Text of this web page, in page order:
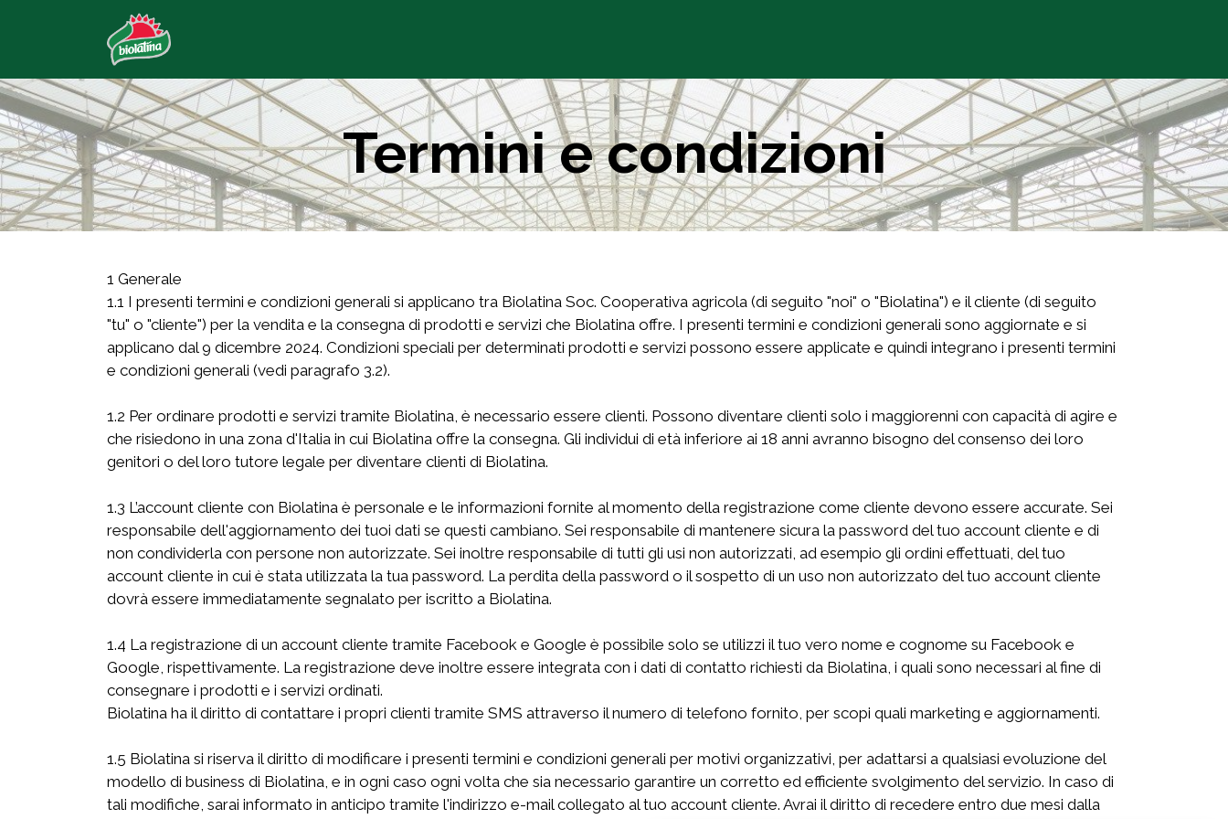
Termini e condizioni
1 Generale
1.1 I presenti termini e condizioni generali si applicano tra Biolatina Soc. Cooperativa agricola (di seguito "noi" o "Biolatina") e il cliente (di seguito
"tu" o "cliente") per la vendita e la consegna di prodotti e servizi che Biolatina offre. I presenti termini e condizioni generali sono aggiornate e si
applicano dal 9 dicembre 2024. Condizioni speciali per determinati prodotti e servizi possono essere applicate e quindi integrano i presenti termini
e condizioni generali (vedi paragrafo 3.2).
1.2 Per ordinare prodotti e servizi tramite Biolatina, è necessario essere clienti. Possono diventare clienti solo i maggiorenni con capacità di agire e
che risiedono in una zona d'Italia in cui Biolatina offre la consegna. Gli individui di età inferiore ai 18 anni avranno bisogno del consenso dei loro
genitori o del loro tutore legale per diventare clienti di Biolatina.
1.3 L’account cliente con Biolatina è personale e le informazioni fornite al momento della registrazione come cliente devono essere accurate. Sei
responsabile dell'aggiornamento dei tuoi dati se questi cambiano. Sei responsabile di mantenere sicura la password del tuo account cliente e di
non condividerla con persone non autorizzate. Sei inoltre responsabile di tutti gli usi non autorizzati, ad esempio gli ordini effettuati, del tuo
account cliente in cui è stata utilizzata la tua password. La perdita della password o il sospetto di un uso non autorizzato del tuo account cliente
dovrà essere immediatamente segnalato per iscritto a Biolatina.
1.4 La registrazione di un account cliente tramite Facebook e Google è possibile solo se utilizzi il tuo vero nome e cognome su Facebook e
Google, rispettivamente. La registrazione deve inoltre essere integrata con i dati di contatto richiesti da Biolatina, i quali sono necessari al fine di
consegnare i prodotti e i servizi ordinati.
Biolatina ha il diritto di contattare i propri clienti tramite SMS attraverso il numero di telefono fornito, per scopi quali marketing e aggiornamenti.
1.5 Biolatina si riserva il diritto di modificare i presenti termini e condizioni generali per motivi organizzativi, per adattarsi a qualsiasi evoluzione del
modello di business di Biolatina, e in ogni caso ogni volta che sia necessario garantire un corretto ed efficiente svolgimento del servizio. In caso di
tali modifiche, sarai informato in anticipo tramite l'indirizzo e-mail collegato al tuo account cliente. Avrai il diritto di recedere entro due mesi dalla